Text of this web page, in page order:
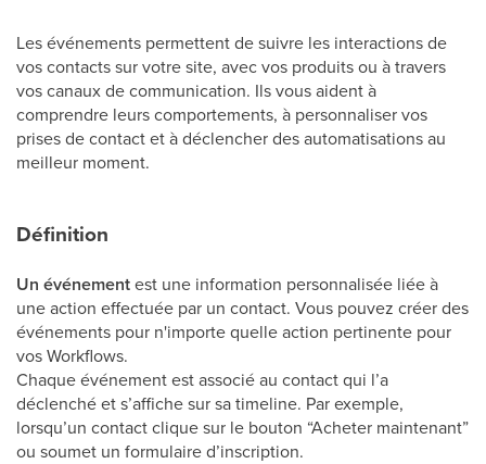
Les événements permettent de suivre les interactions de
vos contacts sur votre site, avec vos produits ou à travers
vos canaux de communication. Ils vous aident à
comprendre leurs comportements, à personnaliser vos
prises de contact et à déclencher des automatisations au
meilleur moment.
Définition
Un événementest une information personnalisée liée à
une action effectuée par un contact. Vous pouvez créer des
événements pour n'importe quelle action pertinente pour
vos Workflows.
Chaque événement est associé au contact qui l’a
déclenché et s’affiche sur sa timeline. Par exemple,
lorsqu’un contact clique sur le bouton “Acheter maintenant”
ou soumet un formulaire d’inscription.